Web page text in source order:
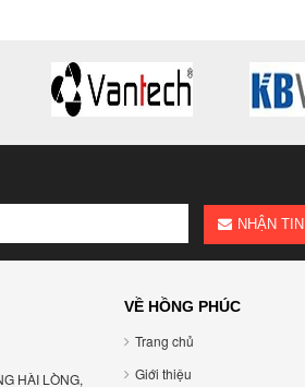
NHẬN TIN
HÀI LÒNG,
VỀ HỒNG PHÚC
Trang chủ
Giới thiệu